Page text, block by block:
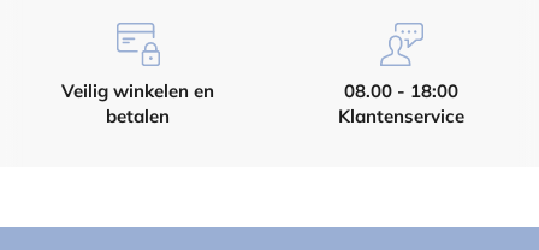
Veilig winkelen en
betalen
08.00 - 18:00
Klantenservice